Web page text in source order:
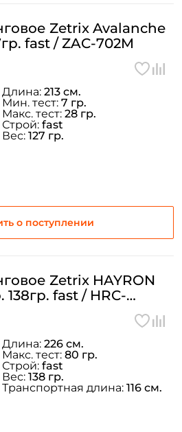
Zetrix Avalanche
fast / ZAC-702M
о поступлении
Длина: 213 см.
Мин. тест: 7 гр.
Макс. тест: 28 гр.
Строй: fast
Вес: 127 гр.
Zetrix HAYRON
fast / HRC-
Длина: 226 см.
Макс. тест: 80 гр.
Строй: fast
Вес: 138 гр.
Транспортная длина: 116 см.